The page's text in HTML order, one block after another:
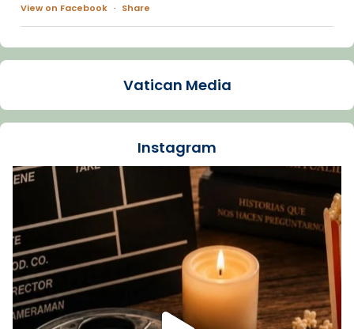
View on Facebook · Share
Arquebisbat de Barcelona
La Carmina va patir depressió. Fa gairebé
dos mesos, a l'Estadi Lluís Companys, la
Recupera l'entrevista comp
Vatican
tican News 👇
www.vaticannews.va/es/iglesia/news/2026-
07/carmina-historia-depresion-papa-viaje-
espana-testimoni...
Foto
View on Facebook · Share
Vatican Media
Instagram